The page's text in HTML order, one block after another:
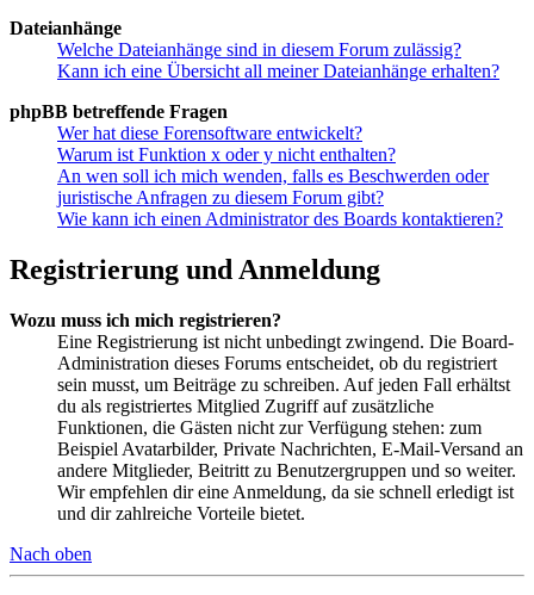
Dateianhänge
Welche Dateianhänge sind in diesem Forum zulässig?
Kann ich eine Übersicht all meiner Dateianhänge erhalten?
phpBB betreffende Fragen
Wer hat diese Forensoftware entwickelt?
Warum ist Funktion x oder y nicht enthalten?
An wen soll ich mich wenden, falls es Beschwerden oder
juristische Anfragen zu diesem Forum gibt?
Wie kann ich einen Administrator des Boards kontaktieren?
Registrierung und Anmeldung
Wozu muss ich mich registrieren?
Eine Registrierung ist nicht unbedingt zwingend. Die Board-
Administration dieses Forums entscheidet, ob du registriert
sein musst, um Beiträge zu schreiben. Auf jeden Fall erhältst
du als registriertes Mitglied Zugriff auf zusätzliche
Funktionen, die Gästen nicht zur Verfügung stehen: zum
Beispiel Avatarbilder, Private Nachrichten, E-Mail-Versand an
andere Mitglieder, Beitritt zu Benutzergruppen und so weiter.
Wir empfehlen dir eine Anmeldung, da sie schnell erledigt ist
und dir zahlreiche Vorteile bietet.
Nach oben